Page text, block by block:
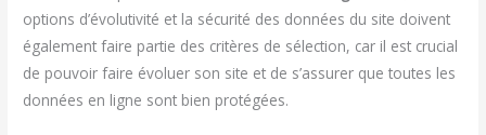
options d’évolutivité et la sécurité des données du site doivent
également faire partie des critères de sélection, car il est crucial
de pouvoir faire évoluer son site et de s’assurer que toutes les
données en ligne sont bien protégées.